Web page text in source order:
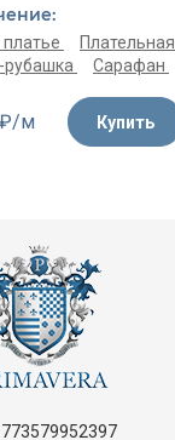
Плательная
рубашка
Сарафан
₽/м Купить